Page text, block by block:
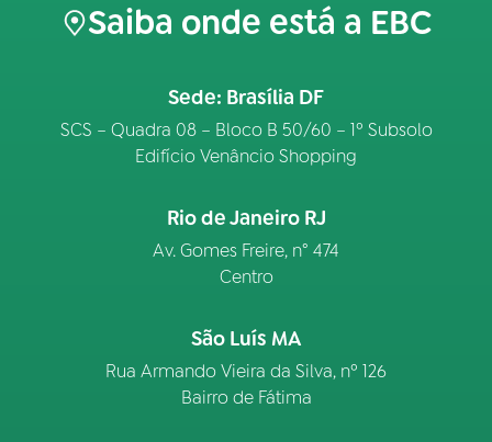
Saiba onde está a EBC
Sede: Brasília DF
SCS – Quadra 08 – Bloco B 50/60 – 1º Subsolo
Edifício Venâncio Shopping
Rio de Janeiro RJ
Av. Gomes Freire, n° 474
Centro
São Luís MA
Rua Armando Vieira da Silva, nº 126
Bairro de Fátima